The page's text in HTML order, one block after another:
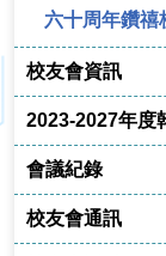
六十周年鑽禧
校友會資訊
2023-2027年度
會議紀錄
校友會通訊